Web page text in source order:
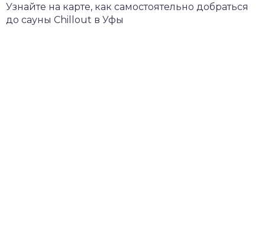
Узнайте на карте, как самостоятельно добраться
до сауны Chillout в Уфы